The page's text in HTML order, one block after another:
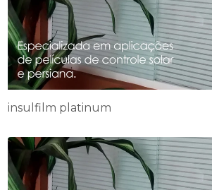
insulfilm platinum